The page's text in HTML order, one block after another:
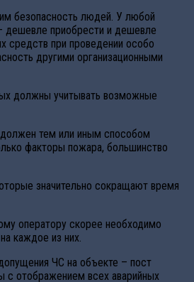
безопасность людей. У любой
дешевле приобрести и дешевле
средств при проведении особо
другими организационными
должны учитывать возможные
должен тем или иным способом
факторы пожара, большинство
значительно сокращают время
оператору скорее необходимо
каждое из них.
ЧС на объекте – пост
с отображением всех аварийных